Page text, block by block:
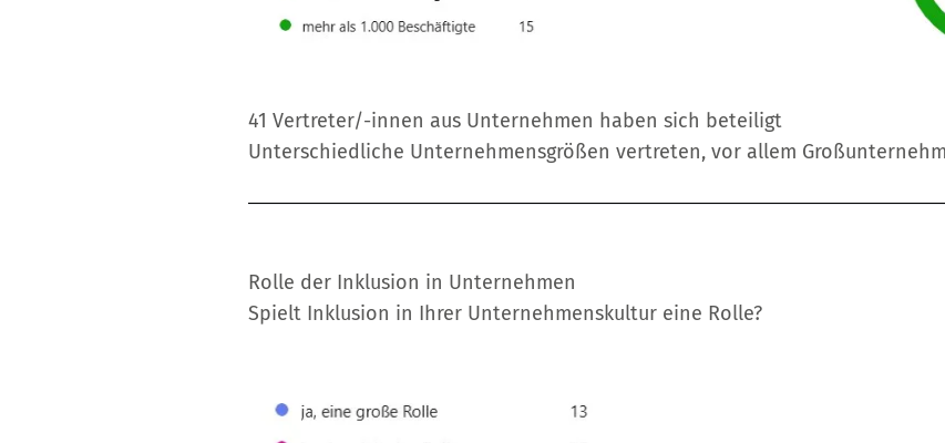
41 Vertreter/-innen aus Unternehmen haben sich beteiligt
Unterschiedliche Unternehmensgrößen vertreten, vor allem
Rolle der Inklusion in Unternehmen
Spielt Inklusion in Ihrer Unternehmenskultur eine Rolle?